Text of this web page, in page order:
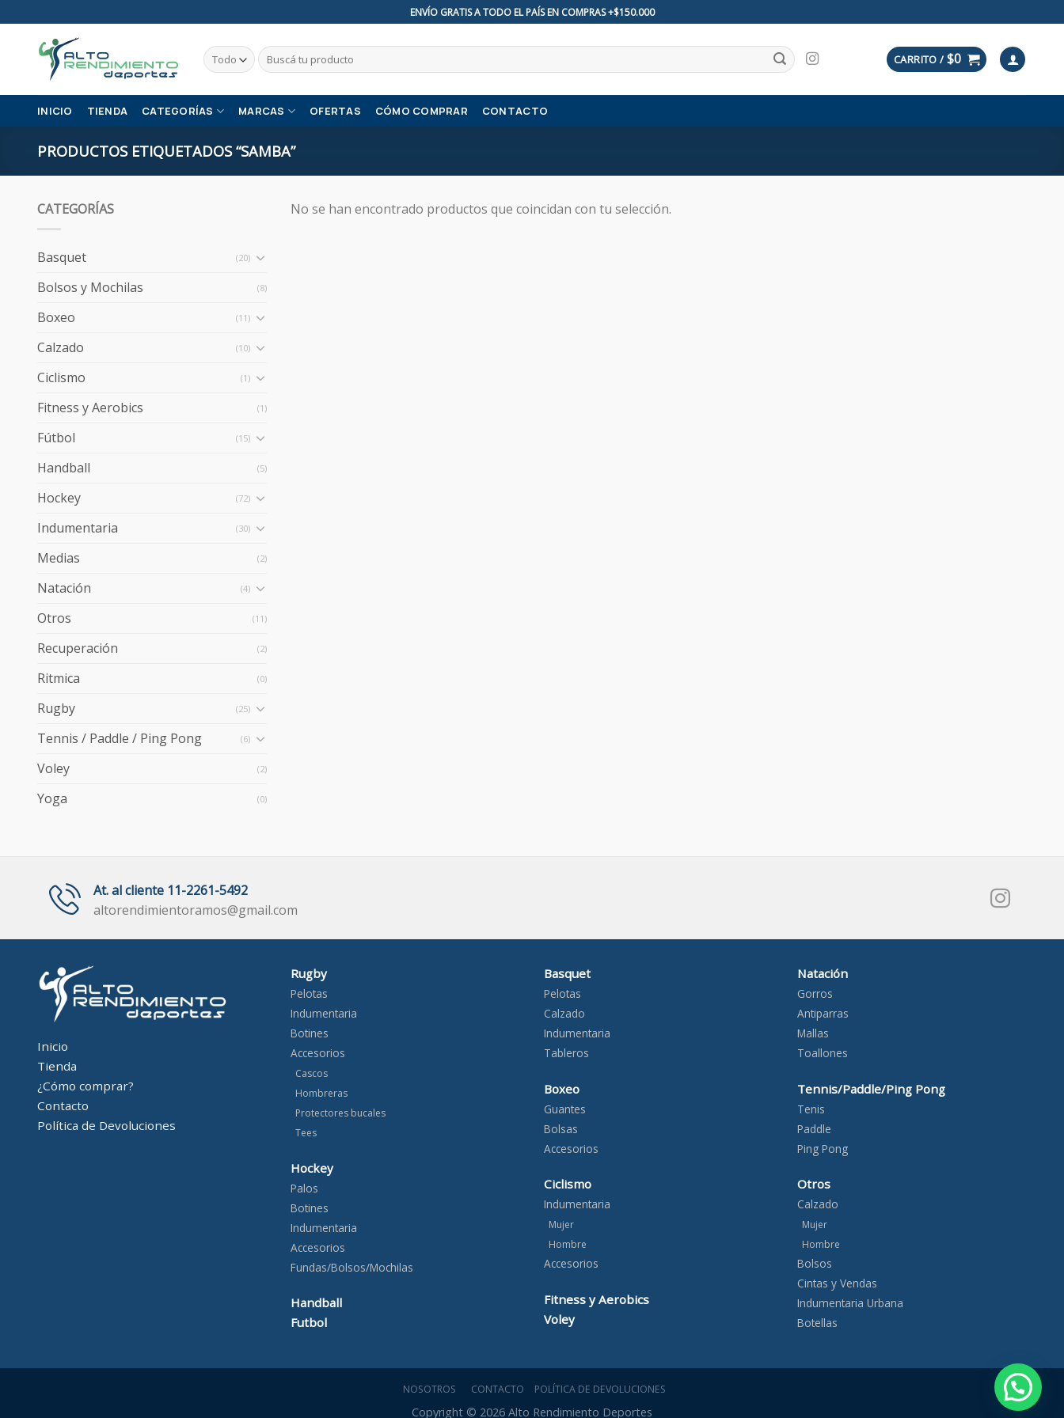
to
content
ENVÍO GRATIS A TODO EL PAÍS EN COMPRAS +$150.000
Buscar
por:
CARRITO / $0
INICIO TIENDA CATEGORÍAS MARCAS OFERTAS CÓMO COMPRAR CONTACTO
PRODUCTOS ETIQUETADOS “SAMBA”
CATEGORÍAS
Basquet (20)
Bolsos y Mochilas (8)
Boxeo (11)
Calzado (10)
Ciclismo (1)
Fitness y Aerobics (1)
Fútbol (15)
Handball (5)
Hockey (72)
Indumentaria (30)
Medias (2)
Natación (4)
Otros (11)
Recuperación (2)
Ritmica (0)
Rugby (25)
Tennis / Paddle / Ping Pong (6)
Voley (2)
Yoga (0)
No se han encontrado productos que coincidan con tu selección.
At. al cliente 11-2261-5492
altorendimientoramos@gmail.com
Inicio
Tienda
¿Cómo comprar?
Contacto
Política de Devoluciones
Rugby
Pelotas
Indumentaria
Botines
Accesorios
Cascos
Hombreras
Protectores bucales
Tees
Hockey
Palos
Botines
Indumentaria
Accesorios
Fundas/Bolsos/Mochilas
Handball
Futbol
Basquet
Pelotas
Calzado
Indumentaria
Tableros
Boxeo
Guantes
Bolsas
Accesorios
Ciclismo
Indumentaria
Mujer
Hombre
Accesorios
Fitness y Aerobics
Voley
Natación
Gorros
Antiparras
Mallas
Toallones
Tennis/Paddle/Ping Pong
Tenis
Paddle
Ping Pong
Otros
Calzado
Mujer
Hombre
Bolsos
Cintas y Vendas
Indumentaria Urbana
Botellas
NOSOTROS CONTACTO POLÍTICA DE DEVOLUCIONES
Copyright © 2026 Alto Rendimiento Deportes